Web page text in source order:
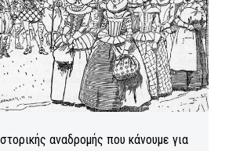
αναδρομής που κάνουμε για